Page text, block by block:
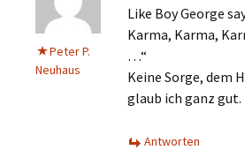
Peter P.
Neuhaus
Like Boy George
Karma, Karma,
…“
Keine Sorge, dem
glaub ich ganz gut.
Antworten